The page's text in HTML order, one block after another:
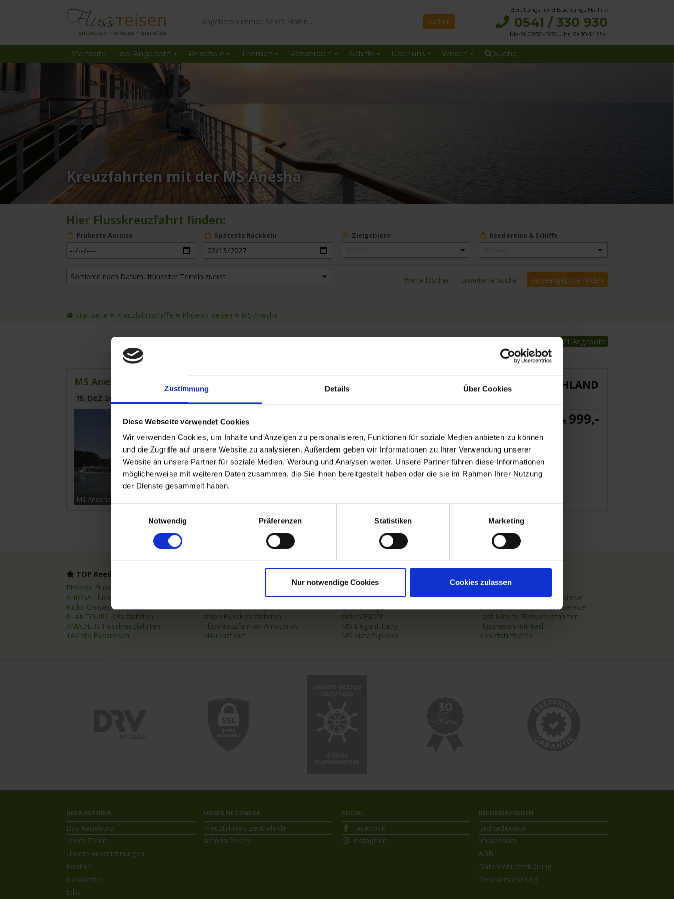
Zustimmung Details Über Cookies
Diese Webseite verwendet Cookies
Wir verwenden Cookies, um Inhalte und Anzeigen zu personalisieren, Funktionen für soziale Medien anbieten zu können
und die Zugriffe auf unsere Website zu analysieren. Außerdem geben wir Informationen zu Ihrer Verwendung unserer
Website an unsere Partner für soziale Medien, Werbung und Analysen weiter. Unsere Partner führen diese Informationen
möglicherweise mit weiteren Daten zusammen, die Sie ihnen bereitgestellt haben oder die sie im Rahmen Ihrer Nutzung
der Dienste gesammelt haben.
Notwendig
Präferenzen Statistiken Marketing
Nur notwendige Cookies Cookies zulassen
Beratungs- und Buchungs Hotline
0541 / 330 930
Mo-Fr 08:30-18:30 Uhr, Sa 10-14 Uhr
Startseite Top-Angebote Reiseziele Themen Reedereien Schiffe Über uns Wissen Suche
Kreuzfahrten mit der MS Anesha
Hier Flusskreuzfahrt finden:
Früheste Anreise Späteste Rückkehr Zielgebiete Reedereien & Schiffe
Sortieren nach Datum, frühester Termin zuerst Werte löschen Erweiterte Suche
Startseite Kreuzfahrtschiffe Phoenix Reisen MS Anesha
21 Angebote
MS Anesha » 5 Tage Weihnachtsmärkte an der Mosel
15. DEZ 2026
MS Anesha
Marktplätze und Straßenzüge
...mehr
Deutschland
ab € 999,-
Zum Angebot
TOP Reedereien
Phoenix Flussreisen
A-ROSA Flussschiff GmbH
Nicko Cruises Flussreisen
PLANTOURS Kreuzfahrten
AMADEUS Flusskreuzfahrten
1AVista Flussreisen
Flusskreuzfahrt Frankreich
Flussreise Osteuropa
Asien Flusskreuzfahrten
Flusskreuzfahrten Amazonas
Nilkreuzfahrt
MS Alina
MS Anesha
A-ROSA Aqua
nickoVISION
MS Elegant Lady
MS VistaExplorer
Hochseekreuzfahrten
Flussreisen mit An- und Abreise
Deutschsprachiger Gästeservice
Last Minute Flusskreuzfahrten
Flussreisen mit Rad
Kreuzfahrthäfen
ÜBER ASTORIA
Das Reisebüro
Unser Team
Unsere Auszeichnungen
Kontakt
Newsletter
Jobs
UNSER NETZWERK
Kreuzfahrten-Zentrale.de
Astoria.Reisen
SOCIAL
Facebook
Instagram
INFORMATIONEN
Bildnachweise
Impressum
AGB
Datenschutzerklärung
Reiseversicherung